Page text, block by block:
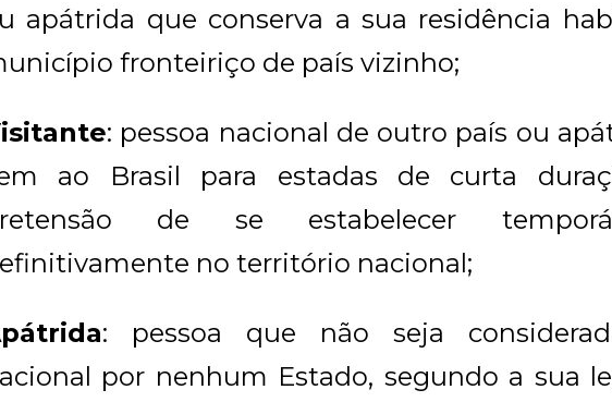
apátrida que conserva a sua residência
fronteiriço de país vizinho;
: pessoa nacional de outro país ou
ao Brasil para estadas de curta
de se estabelecer
no território nacional;
: pessoa que não seja
por nenhum Estado, segundo a sua